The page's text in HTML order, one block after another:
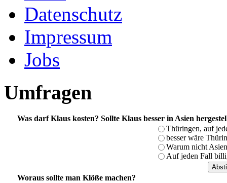
Datenschutz
Impressum
Jobs
Umfragen
Was darf Klaus kosten? Sollte Klaus besser in Asien
Thüringen, auf
besser wäre
Warum nicht
Auf jeden Fall
Woraus sollte man Klöße machen?